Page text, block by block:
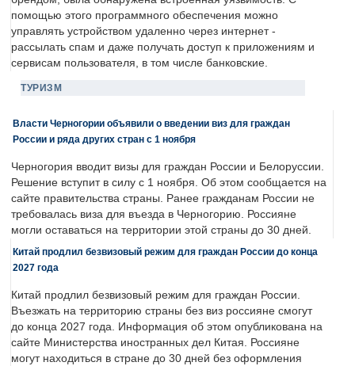
помощью этого программного обеспечения можно
управлять устройством удаленно через интернет -
рассылать спам и даже получать доступ к приложениям и
сервисам пользователя, в том числе банковские.
ТУРИЗМ
Власти Черногории объявили о введении виз для граждан
России и ряда других стран с 1 ноября
Черногория вводит визы для граждан России и Белоруссии.
Решение вступит в силу с 1 ноября. Об этом сообщается на
сайте правительства страны. Ранее гражданам России не
требовалась виза для въезда в Черногорию. Россияне
могли оставаться на территории этой страны до 30 дней.
Китай продлил безвизовый режим для граждан России до конца
2027 года
Китай продлил безвизовый режим для граждан России.
Въезжать на территорию страны без виз россияне смогут
до конца 2027 года. Информация об этом опубликована на
сайте Министерства иностранных дел Китая. Россияне
могут находиться в стране до 30 дней без оформления